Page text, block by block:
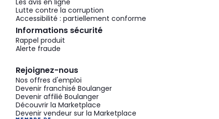
Les avis en ligne
Lutte contre la corruption
Accessibilité : partiellement conforme
Informations sécurité
Rappel produit
Alerte fraude
Rejoignez-nous
Nos offres d'emploi
Devenir franchisé Boulanger
Devenir affilié Boulanger
Découvrir la Marketplace
Devenir vendeur sur la Marketplace